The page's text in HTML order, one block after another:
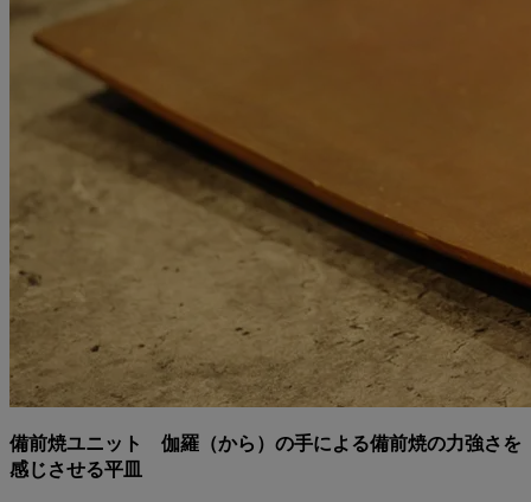
備前焼ユニット 伽羅（から）の手による備前焼の力強さを
感じさせる平皿